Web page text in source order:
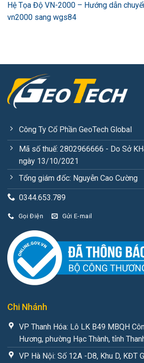
Hệ Tọa Độ VN-2000 – Hướng dẫn
vn2000 sang wgs84
Công Ty Cổ Phần GeoTech Global
Mã số thuế: 2802966666 - Do Sở
ngày 13/10/2021
Tổng giám đốc: Nguyễn Cao Cường
0344.653.789
Gọi Điện Gửi E-mail
Chi Nhánh
VP Thanh Hóa: Lô LK B49 MBQH
Hương, phường Hạc Thành, tỉnh
VP Hà Nội: Số 12A -D8, Khu D, KĐT